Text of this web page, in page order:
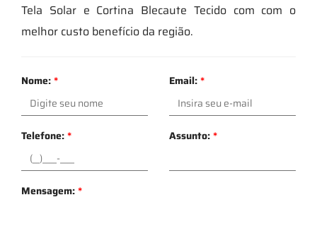
Tela Solar e Cortina Blecaute Tecido com com o
melhor custo benefício da região.
Nome:* Email:*
Telefone:* Assunto:*
Mensagem:*